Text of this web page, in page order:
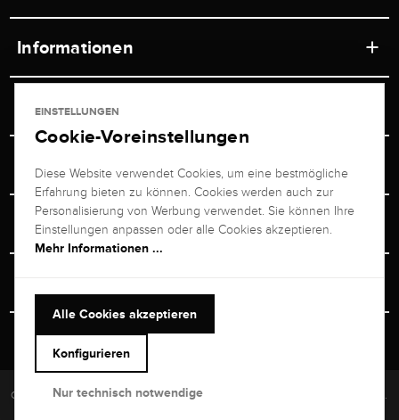
Informationen
Ladengeschäft
Versand & Zahlung
Ratgeber
Service
Newsletterabmeldung
Retouren-Service
Vertrag Widerrufen
Juwelier Brogle
Über uns
Unternehmen
Termin im Ladengeschäft
Persönlicher Berater
+49 711 217 268 20
kundenservice@brogle.de
Versand & Sicherheit
Copyright © 2026 Brogle Selection Europe GmbH. Alle Rechte vorbehalten.
EINSTELLUNGEN
Cookie-Voreinstellungen
Diese Website verwendet Cookies, um eine bestmögliche
Erfahrung bieten zu können. Cookies werden auch zur
Personalisierung von Werbung verwendet. Sie können Ihre
Einstellungen anpassen oder alle Cookies akzeptieren.
Mehr Informationen ...
Alle Cookies akzeptieren
Konfigurieren
Nur technisch notwendige